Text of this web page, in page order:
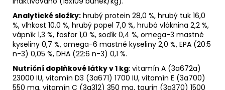
Analytické složky: hrubý protein 28,0 %, hrubý tuk 16,0
%, vlhkost 10,0 %, hrubý popel 7,0 %, hrubá vláknina 2,2 %,
vápník 1,3 %, fosfor 1,0 %, sodík 0,4 %, omega-3 mastné
kyseliny 0,7 %, omega-6 mastné kyseliny 2,0 %, EPA (20:5
n-3) 0,05 %, DHA (22:6 n-3) 0,1 %.
Nutriční doplňkové látky v 1 kg: vitamín A (3a672a)
23000 IU, vitamín D3 (3a671) 1700 IU, vitamín E (3a700)
550 mg, vitamín C (3a312) 350 mg, taurin (3a370) 1500